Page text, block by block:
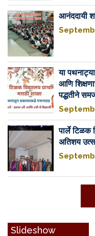
आनंददायी
या
आणि
पद्धतीने
पार्ले टिळक
अतिशय
Slideshow